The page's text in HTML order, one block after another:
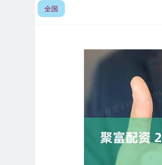
全国